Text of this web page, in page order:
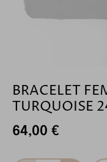
BRACELET
TURQUOISE
64,00 €